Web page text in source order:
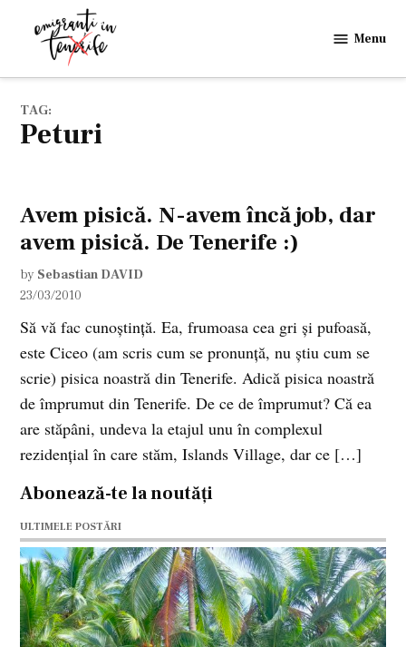
in
Menu
TAG:
peturi
Avem pisică. N-avem încă job, dar
avem pisică. De Tenerife :)
by Sebastian DAVID
23/03/2010
Să vă fac cunoştinţă. Ea, frumoasa cea gri şi pufoasă,
este Ciceo (am scris cum se pronunţă, nu ştiu cum se
scrie) pisica noastră din Tenerife. Adică pisica noastră
de împrumut din Tenerife. De ce de împrumut? Că ea
are stăpâni, undeva la etajul unu în complexul
rezidenţial în care stăm, Islands Village, dar ce […]
Abonează-te la noutăți
ULTIMELE POSTĂRI